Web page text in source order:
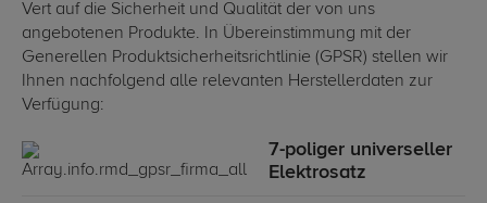
Vert auf die Sicherheit und Qualität der von uns
angebotenen Produkte. In Übereinstimmung mit der
Generellen Produktsicherheitsrichtlinie (GPSR) stellen wir
Ihnen nachfolgend alle relevanten Herstellerdaten zur
Verfügung:
7-poliger universeller
Elektrosatz